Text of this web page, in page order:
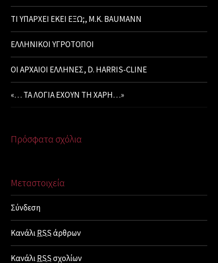
ΤΙ ΥΠΑΡΧΕΙ ΕΚΕΙ ΕΞΩ;, M.K. BAUMANN
ΕΛΛΗΝΙΚΟΙ ΥΓΡΟΤΟΠΟΙ
ΟΙ ΑΡΧΑΙΟΙ ΕΛΛΗΝΕΣ, D. HARRIS-CLINE
«… ΤΑ ΛΟΓΙΑ ΕΧΟΥΝ ΤΗ ΧΑΡΗ…»
Πρόσφατα σχόλια
Μεταστοιχεία
Σύνδεση
ΚανάλιRSSάρθρων
ΚανάλιRSSσχολίων